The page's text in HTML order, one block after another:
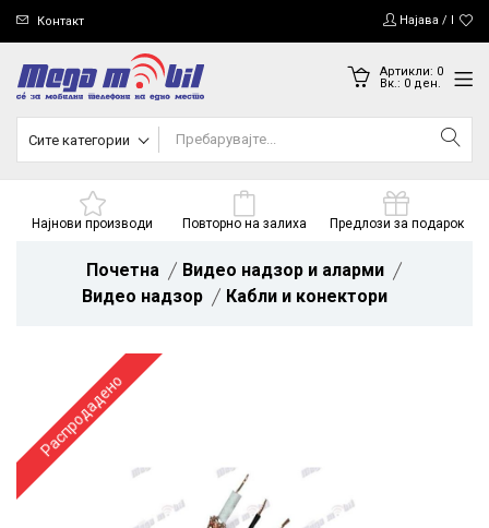
Контакт Најава /
Артикли: 0
Вк.: 0ден.
Сите категории
Најнови производи Повторно на залиха Предлози за подарок
Почетна
Видео надзор и аларми
Видео надзор
Кабли и конектори
Распродадено